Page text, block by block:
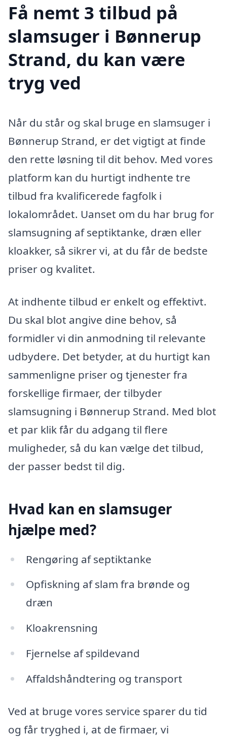
Få nemt 3 tilbud på
slamsuger i Bønnerup
Strand, du kan være
tryg ved
Når du står og skal bruge en slamsuger i
Bønnerup Strand, er det vigtigt at finde
den rette løsning til dit behov. Med vores
platform kan du hurtigt indhente tre
tilbud fra kvalificerede fagfolk i
lokalområdet. Uanset om du har brug for
slamsugning af septiktanke, dræn eller
kloakker, så sikrer vi, at du får de bedste
priser og kvalitet.
At indhente tilbud er enkelt og effektivt.
Du skal blot angive dine behov, så
formidler vi din anmodning til relevante
udbydere. Det betyder, at du hurtigt kan
sammenligne priser og tjenester fra
forskellige firmaer, der tilbyder
slamsugning i Bønnerup Strand. Med blot
et par klik får du adgang til flere
muligheder, så du kan vælge det tilbud,
der passer bedst til dig.
Hvad kan en slamsuger
hjælpe med?
Rengøring af septiktanke
Opfiskning af slam fra brønde og
dræn
Kloakrensning
Fjernelse af spildevand
Affaldshåndtering og transport
Ved at bruge vores service sparer du tid
og får tryghed i, at de firmaer, vi